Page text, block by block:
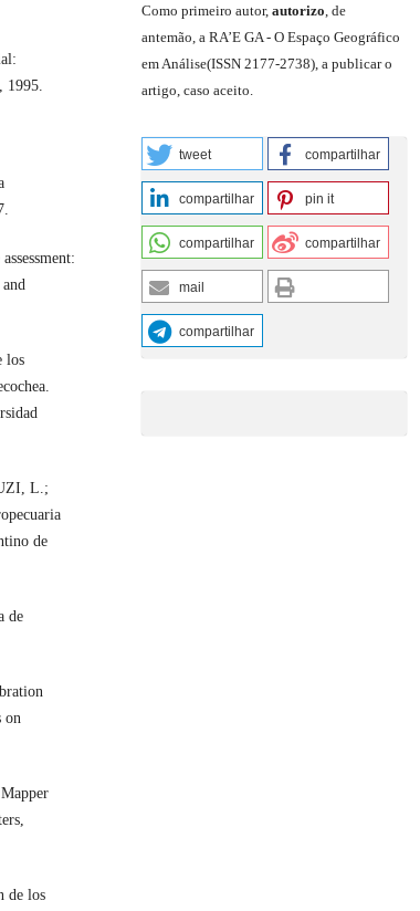
1995.
los
L.;
de
de
on
de los
Como primeiro autor, autorizo, de
antemão, a RA’E GA - O Espaço Geográfico
em Análise(ISSN 2177-2738), a publicar o
artigo, caso aceito.
tweet compartilhar
compartilhar pin it
compartilhar compartilhar
mail
compartilhar